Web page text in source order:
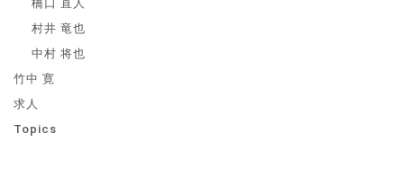
橋口 直人
村井 竜也
中村 将也
竹中 寛
求人
Topics